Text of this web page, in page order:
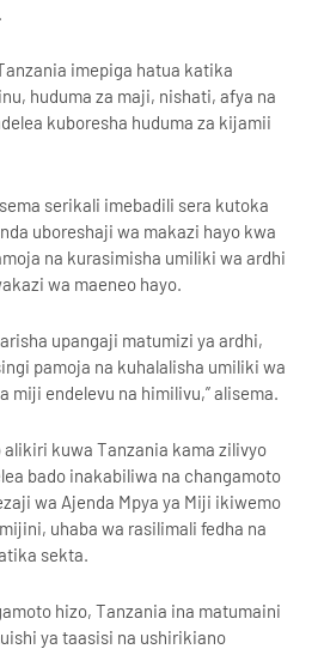
imepiga hatua katika
huduma za maji, nishati, afya na
kuboresha huduma za kijamii
serikali imebadili sera kutoka
uboreshaji wa makazi hayo kwa
na kurasimisha umiliki wa ardhi
wa maeneo hayo.
upangaji matumizi ya ardhi,
pamoja na kuhalalisha umiliki wa
miji endelevu na himilivu,” alisema.
kuwa Tanzania kama zilivyo
bado inakabiliwa na changamoto
wa Ajenda Mpya ya Miji ikiwemo
uhaba wa rasilimali fedha na
sekta.
hizo, Tanzania ina matumaini
ya taasisi na ushirikiano